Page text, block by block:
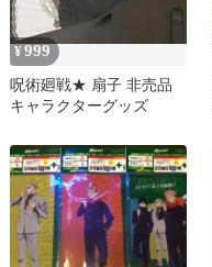
¥999
呪術廻戦★ 扇子 非売品
キャラクターグッズ